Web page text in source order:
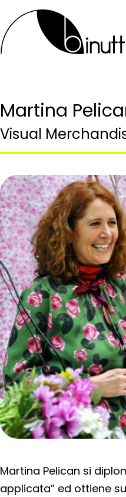
Martina
Visual
Martina Pelican si
applicata” ed ottiene